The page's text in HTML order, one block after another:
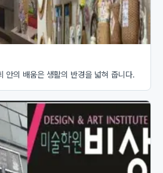
안의 배움은 생활의 반경을 넓혀 줍니다.